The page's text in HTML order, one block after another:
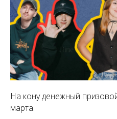
На кону денежный
марта.